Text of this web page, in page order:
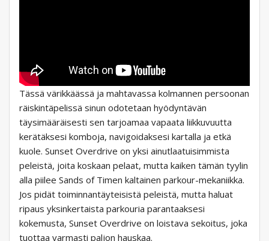
Tässä värikkäässä ja mahtavassa kolmannen persoonan
räiskintäpelissä sinun odotetaan hyödyntävän
täysimääräisesti sen tarjoamaa vapaata liikkuvuutta
kerätäksesi komboja, navigoidaksesi kartalla ja etkä
kuole. Sunset Overdrive on yksi ainutlaatuisimmista
peleistä, joita koskaan pelaat, mutta kaiken tämän tyylin
alla piilee Sands of Timen kaltainen parkour-mekaniikka.
Jos pidät toiminnantäyteisistä peleistä, mutta haluat
ripaus yksinkertaista parkouria parantaaksesi
kokemusta, Sunset Overdrive on loistava sekoitus, joka
tuottaa varmasti paljon hauskaa.